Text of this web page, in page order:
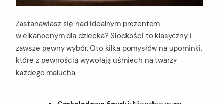
Zastanawiasz się nad idealnym prezentem
wielkanocnym dla dziecka? Słodkości to klasyczny i
zawsze pewny wybór. Oto kilka pomysłów na upominki,
które z pewnością wywołają uśmiech na twarzy
każdego malucha.